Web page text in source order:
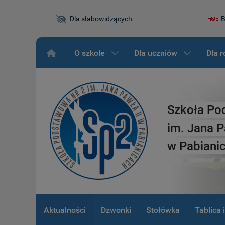
Dla słabowidzących
O szkole Dla uczniów Dla
Szkoła
im. Jana
w
Aktualności Dzwonki Stołówka Tablica